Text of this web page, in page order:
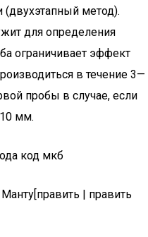
(двухэтапный метод).
для определения
ограничивает эффект
в течение 3—
пробы в случае, если
мм.
код мкб
| править